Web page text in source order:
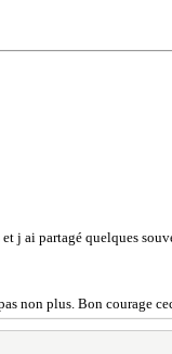
j ai partagé quelques
non plus. Bon courage